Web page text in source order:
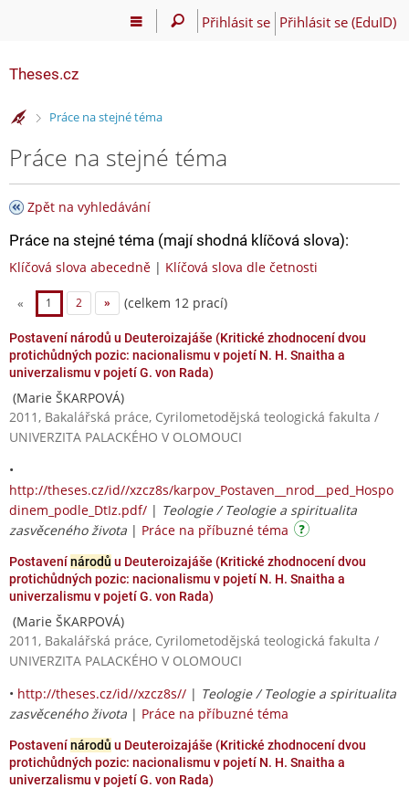
Přihlásit se Přihlásit se (EduID)
Theses.cz
>Práce na stejné téma
Práce na stejné téma
Zpět na vyhledávání
Práce na stejné téma (mají shodná klíčová slova):
Klíčová slova abecedně | Klíčová slova dle četnosti
« 1 2 » (celkem 12 prací)
Postavení národů u Deuteroizajáše (Kritické zhodnocení dvou
protichůdných pozic: nacionalismu v pojetí N. H. Snaitha a
univerzalismu v pojetí G. von Rada)
(Marie ŠKARPOVÁ)
2011, Bakalářská práce, Cyrilometodějská teologická fakulta /
UNIVERZITA PALACKÉHO V OLOMOUCI
•
http://theses.cz/id//xzcz8s/karpov_Postaven__nrod__ped_Hospo
dinem_podle_DtIz.pdf/ | Teologie / Teologie a spiritualita
zasvěceného života | Práce na příbuzné téma
Postavenínárodů u Deuteroizajáše (Kritické zhodnocení dvou
protichůdných pozic: nacionalismu v pojetí N. H. Snaitha a
univerzalismu v pojetí G. von Rada)
(Marie ŠKARPOVÁ)
2011, Bakalářská práce, Cyrilometodějská teologická fakulta /
UNIVERZITA PALACKÉHO V OLOMOUCI
• http://theses.cz/id//xzcz8s// | Teologie / Teologie a spiritualita
zasvěceného života | Práce na příbuzné téma
Postavenínárodů u Deuteroizajáše (Kritické zhodnocení dvou
protichůdných pozic: nacionalismu v pojetí N. H. Snaitha a
univerzalismu v pojetí G. von Rada)